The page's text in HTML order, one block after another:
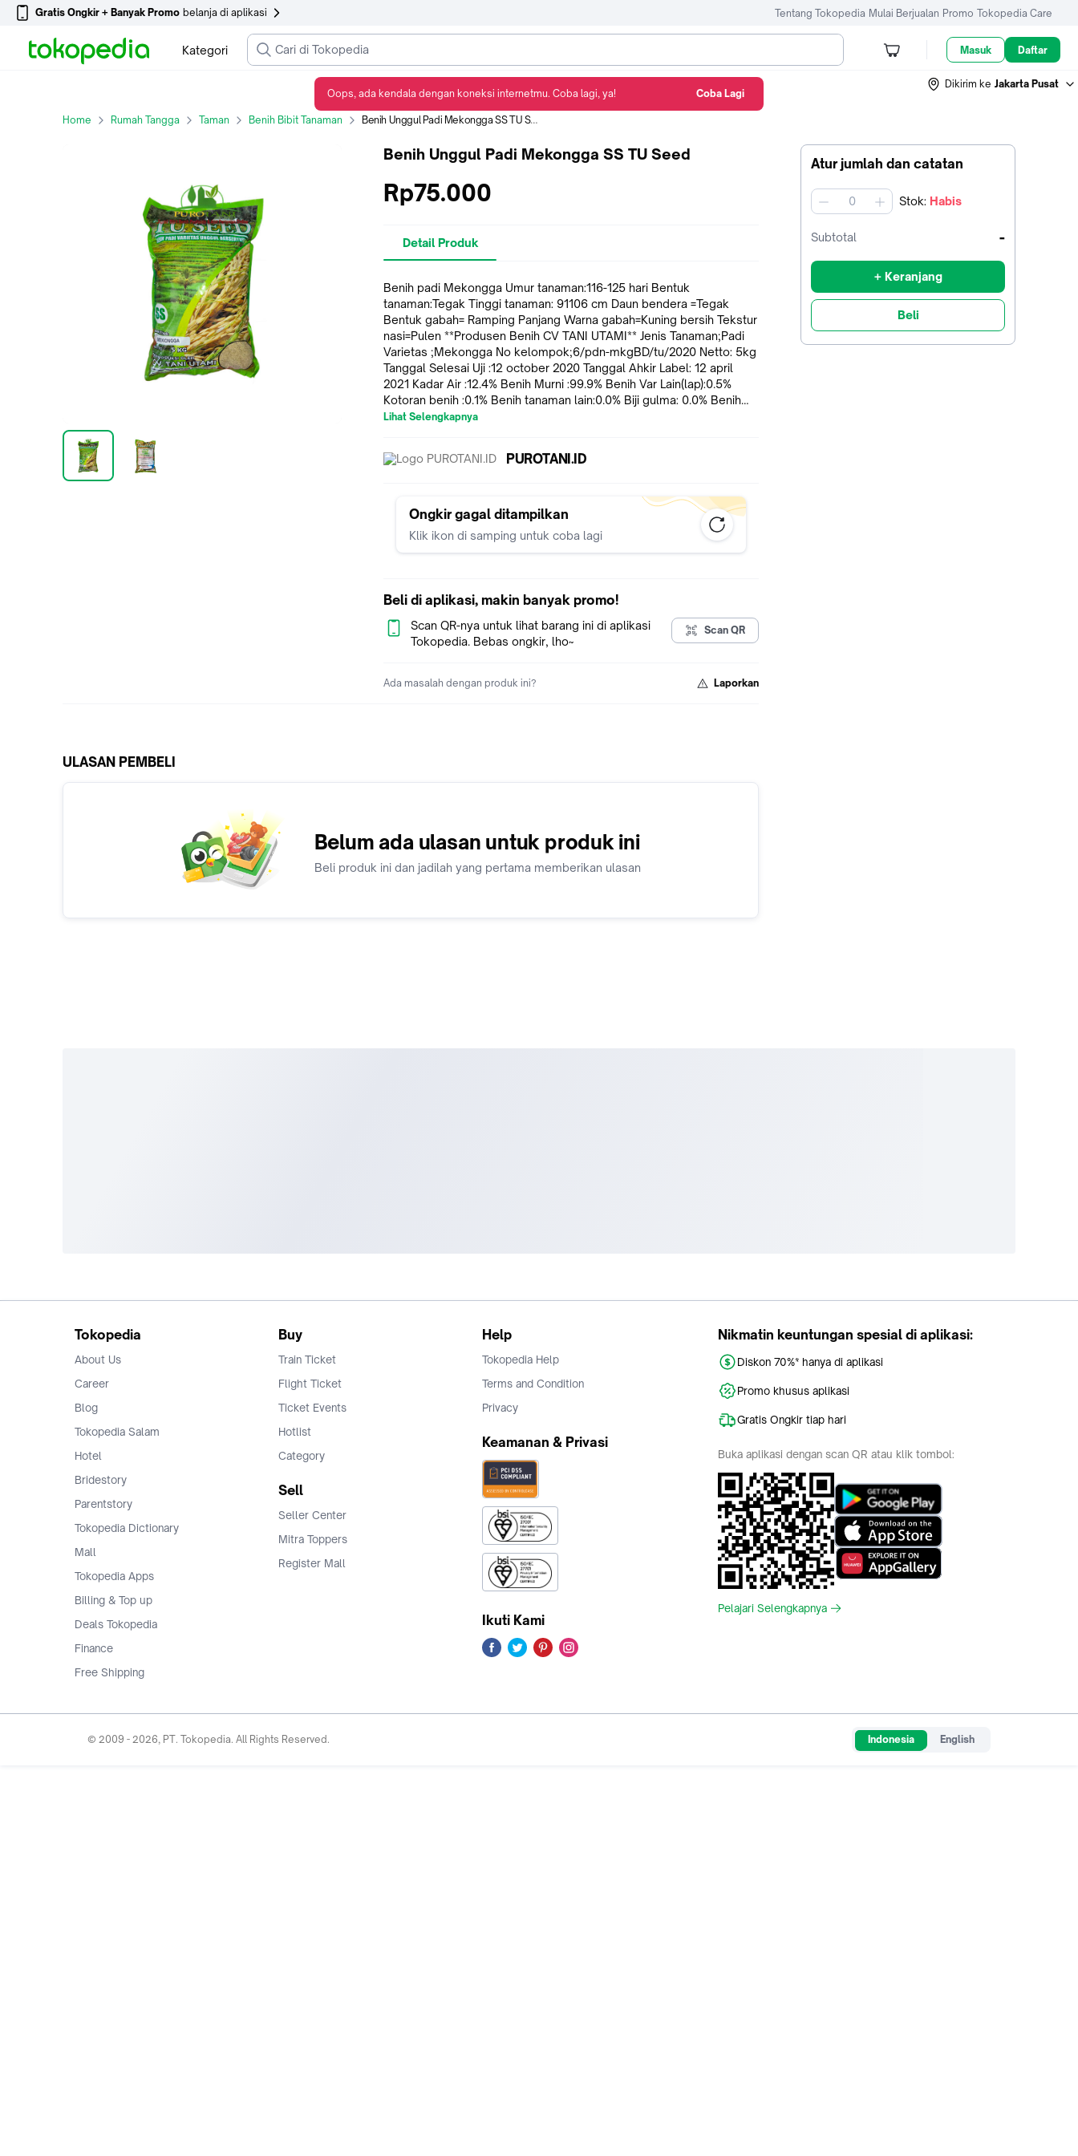
Gratis Ongkir + Banyak Promo belanja di aplikasi Tentang Tokopedia Mulai Berjualan Promo Tokopedia Care
Kategori Masuk Daftar
Dikirim ke Jakarta Pusat
Home Rumah Tangga Taman Benih Bibit Tanaman Benih Unggul Padi Mekongga SS TU Seed
Atur jumlah dan catatan
jumlah Stok: Habis
Subtotal -
+ Keranjang
Beli
Benih Unggul Padi Mekongga SS TU Seed
Rp75.000
Detail Produk
Benih padi Mekongga Umur tanaman:116-125 hari Bentuk
tanaman:Tegak Tinggi tanaman: 91106 cm Daun bendera =Tegak
Bentuk gabah= Ramping Panjang Warna gabah=Kuning bersih Tekstur
nasi=Pulen **Produsen Benih CV TANI UTAMI** Jenis Tanaman;Padi
Varietas ;Mekongga No kelompok;6/pdn-mkgBD/tu/2020 Netto: 5kg
Tanggal Selesai Uji :12 october 2020 Tanggal Ahkir Label: 12 april
2021 Kadar Air :12.4% Benih Murni :99.9% Benih Var Lain(lap):0.5%
Kotoran benih :0.1% Benih tanaman lain:0.0% Biji gulma: 0.0% Benih
warna lain :0.0% Daya kecambah :93% **Benih Bersertifikat BPSB NO
Lihat Selengkapnya
PUROTANI.ID
Ongkir gagal ditampilkan
Klik ikon di samping untuk coba lagi
Beli di aplikasi, makin banyak promo!
Scan QR-nya untuk lihat barang ini di aplikasi
Tokopedia. Bebas ongkir, lho~
Scan QR
Ada masalah dengan produk ini? Laporkan
ULASAN PEMBELI
Belum ada ulasan untuk produk ini
Beli produk ini dan jadilah yang pertama memberikan ulasan
Tokopedia
About Us
Career
Blog
Tokopedia Salam
Hotel
Bridestory
Parentstory
Tokopedia Dictionary
Mall
Tokopedia Apps
Billing & Top up
Deals Tokopedia
Finance
Free Shipping
Buy
Train Ticket
Flight Ticket
Ticket Events
Hotlist
Category
Sell
Seller Center
Mitra Toppers
Register Mall
Help
Tokopedia Help
Terms and Condition
Privacy
Keamanan & Privasi
Ikuti Kami
Nikmatin keuntungan spesial di aplikasi:
Diskon 70%* hanya di aplikasi
Promo khusus aplikasi
Gratis Ongkir tiap hari
Buka aplikasi dengan scan QR atau klik tombol:
Pelajari Selengkapnya
© 2009 - 2026, PT. Tokopedia. All Rights Reserved. Indonesia English
Oops, ada kendala dengan koneksi internetmu. Coba lagi, ya! Coba Lagi